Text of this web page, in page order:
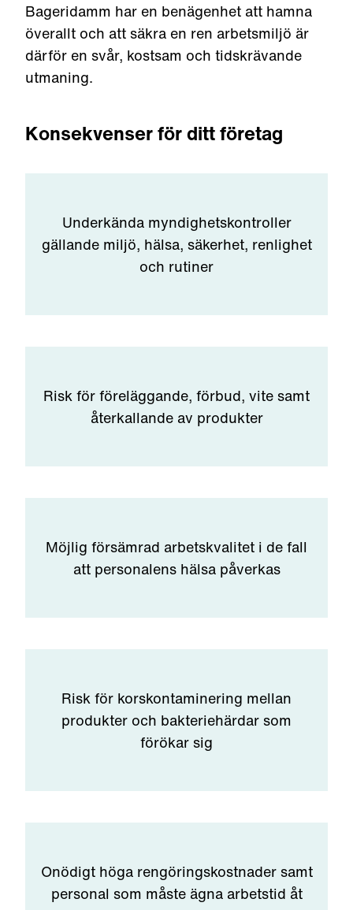
Bageridamm har en benägenhet att hamna
överallt och att säkra en ren arbetsmiljö är
därför en svår, kostsam och tidskrävande
utmaning.
Konsekvenser för ditt företag
Underkända myndighetskontroller
gällande miljö, hälsa, säkerhet, renlighet
och rutiner
Risk för föreläggande, förbud, vite samt
återkallande av produkter
Möjlig försämrad arbetskvalitet i de fall
att personalens hälsa påverkas
Risk för korskontaminering mellan
produkter och bakteriehärdar som
förökar sig
Onödigt höga rengöringskostnader samt
personal som måste ägna arbetstid åt